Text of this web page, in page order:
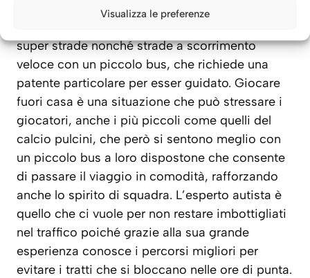
Visualizza le preferenze
L’autista privato del minibus è un professionista
super strade nonché strade a scorrimento
veloce con un piccolo bus, che richiede una
patente particolare per esser guidato. Giocare
fuori casa è una situazione che può stressare i
giocatori, anche i più piccoli come quelli del
calcio pulcini, che però si sentono meglio con
un piccolo bus a loro dispostone che consente
di passare il viaggio in comodità, rafforzando
anche lo spirito di squadra. L’esperto autista è
quello che ci vuole per non restare imbottigliati
nel traffico poiché grazie alla sua grande
esperienza conosce i percorsi migliori per
evitare i tratti che si bloccano nelle ore di punta.